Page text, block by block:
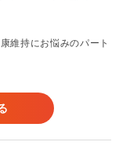
維持にお悩みのパート